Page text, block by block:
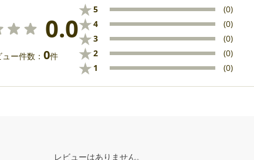
0.0
ュー件数： 0件
★5 (0)
★4 (0)
★3 (0)
★2 (0)
★ 1 (0)
レビューはありません。